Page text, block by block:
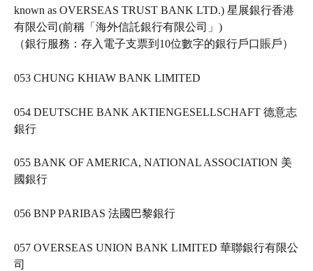
known as OVERSEAS TRUST BANK LTD.) 星展銀行香港
有限公司(前稱「海外信託銀行有限公司」)
（銀行服務：存入電子支票到10位數字的銀行戶口賬戶）
053 CHUNG KHIAW BANK LIMITED
054 DEUTSCHE BANK AKTIENGESELLSCHAFT 德意志
銀行
055 BANK OF AMERICA, NATIONAL ASSOCIATION 美
國銀行
056 BNP PARIBAS 法國巴黎銀行
057 OVERSEAS UNION BANK LIMITED 華聯銀行有限公
司